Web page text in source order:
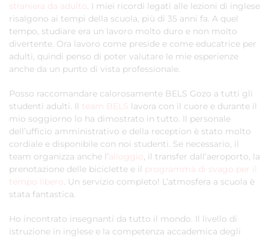
straniera da adulto. I miei ricordi legati alle lezioni di inglese
risalgono ai tempi della scuola, più di 35 anni fa. A quel
tempo, studiare era un lavoro molto duro e non molto
divertente. Ora lavoro come preside e come educatrice per
adulti, quindi penso di poter valutare le mie esperienze
anche da un punto di vista professionale.
Posso raccomandare calorosamente BELS Gozo a tutti gli
studenti adulti. Il team BELS lavora con il cuore e durante il
mio soggiorno lo ha dimostrato in tutto. Il personale
dell’ufficio amministrativo e della reception è stato molto
cordiale e disponibile con noi studenti. Se necessario, il
team organizza anche l’alloggio, il transfer dall’aeroporto, la
prenotazione delle biciclette e il programma di svago per il
tempo libero. Un servizio completo! L’atmosfera a scuola è
stata fantastica.
Ho incontrato insegnanti da tutto il mondo. Il livello di
istruzione in inglese e la competenza accademica degli